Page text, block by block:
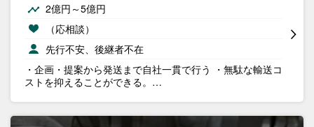
2億円～5億円
（応相談）
先行不安、後継者不在
・企画・提案から発送まで自社一貫で行う ・無駄な輸送コ
ストを抑えることができる。…